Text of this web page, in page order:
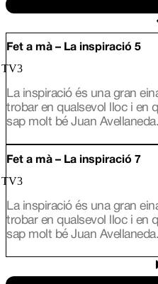
l’olor és comunicació i
Fet a mà – La inspiració 5
TV3
La inspiració és una gran
trobar en qualsevol lloc i en
sap molt bé Juan
viatja arreu de Catalunya
s’inspira Lily Brick, una
del món; Ramón Monegal,
bufat amb formes únique.
Fet a mà – La inspiració 7
TV3
La inspiració és una gran
trobar en qualsevol lloc i en
sap molt bé Juan
viatja arreu de Catalunya
d’inspiració de tres nous
s’inspira Lily Brick, una